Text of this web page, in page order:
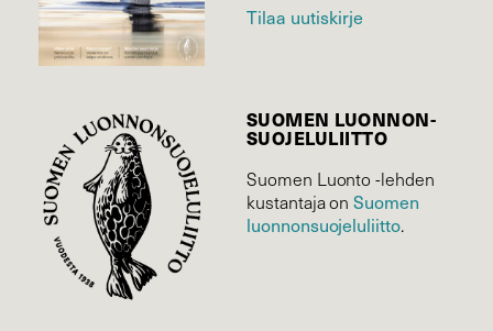
Tilaa uutiskirje
SUOMEN LUONNON­
SUOJELU­LIITTO
Suomen Luonto -lehden
kustantaja onSuomen
luonnonsuojelu­liitto.